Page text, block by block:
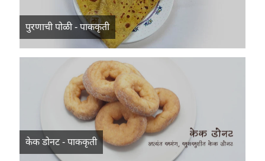
पुरणाची पोळी - पाककृती
केक डोनट - पाककृती